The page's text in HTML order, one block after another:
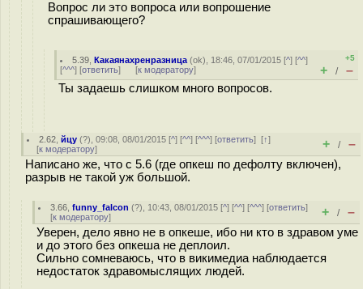
Вопрос ли это вопроса или вопрошение
спрашивающего?
5.39 ,Какаянахренразница (ok), 18:46, 07/01/2015 [^] [^^]
[^^^] [ответить] [к модератору]
+5
+ / –
Ты задаешь слишком много вопросов.
2.62 ,йцу (?), 09:08, 08/01/2015 [^] [^^] [^^^] [ответить][↑]
[к модератору] + / –
Написано же, что с 5.6 (где опкеш по дефолту включен),
разрыв не такой уж большой.
3.66 ,funny_falcon (?), 10:43, 08/01/2015 [^] [^^] [^^^] [ответить]
[к модератору] + / –
Уверен, дело явно не в опкеше, ибо ни кто в здравом уме
и до этого без опкеша не деплоил.
Сильно сомневаюсь, что в викимедиа наблюдается
недостаток здравомыслящих людей.